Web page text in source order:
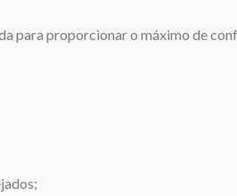
para proporcionar o máximo de